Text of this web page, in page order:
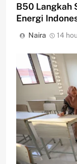
B50 Langkah
Energi
Naira 14